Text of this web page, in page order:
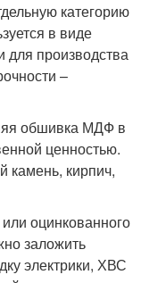
категорию
в виде
для производства
–
обшивка МДФ в
ценностью.
камень, кирпич,
оцинкованного
заложить
электрики, ХВС